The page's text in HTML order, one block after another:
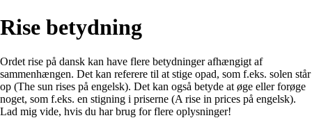
Rise betydning
Ordet rise på dansk kan have flere betydninger afhængigt af
sammenhængen. Det kan referere til at stige opad, som f.eks. solen står
op (The sun rises på engelsk). Det kan også betyde at øge eller forøge
noget, som f.eks. en stigning i priserne (A rise in prices på engelsk).
Lad mig vide, hvis du har brug for flere oplysninger!